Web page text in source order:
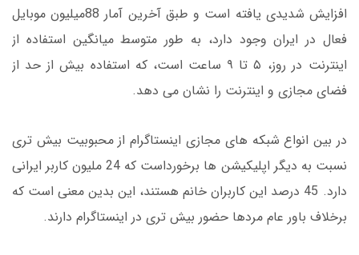
افزایش شدیدی یافته است و طبق آخرین آمار 88میلیون موبایل
فعال در ایران وجود دارد، به طور متوسط میانگین استفاده از
اینترنت در روز، ۵ تا ۹ ساعت است، که استفاده بیش از حد از
فضای مجازی و اینترنت را نشان می دهد.
در بین انواع شبکه های مجازی اینستاگرام از محبوبیت بیش تری
نسبت به دیگر اپلیکیشن ها برخورداست که 24 ملیون کاربر ایرانی
دارد. 45 درصد این کاربران خانم هستند، این بدین معنی است که
برخلاف باور عام مردها حضور بیش تری در اینستاگرام دارند.